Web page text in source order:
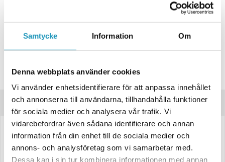
Samtycke Information Om
Denna webbplats använder cookies
Vi använder enhetsidentifierare för att anpassa innehållet
och annonserna till användarna, tillhandahålla funktioner
för sociala medier och analysera vår trafik. Vi
vidarebefordrar även sådana identifierare och annan
information från din enhet till de sociala medier och
annons- och analysföretag som vi samarbetar med.
Dessa kan i sin tur kombinera informationen med annan
Lägsta pris de senaste 30-dagarna:1 691 kr
Leverans- & Returinformation
Frågor om produkten?
Produktinformation
LED Baklampa SCANDI-313 Svart Valeryd Höger/Vänster Ø155×39
mm, 12–36V, 1 m kabel (2-pack)